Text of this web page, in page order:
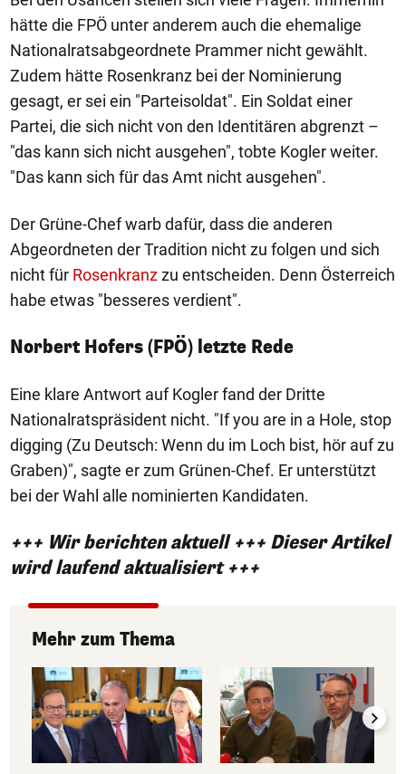
hätte die FPÖ unter anderem auch die ehemalige
Nationalratsabgeordnete Prammer nicht gewählt.
Zudem hätte Rosenkranz bei der Nominierung
gesagt, er sei ein "Parteisoldat". Ein Soldat einer
Partei, die sich nicht von den Identitären abgrenzt –
"das kann sich nicht ausgehen", tobte Kogler weiter.
"Das kann sich für das Amt nicht ausgehen".
Der Grüne-Chef warb dafür, dass die anderen
Abgeordneten der Tradition nicht zu folgen und sich
nicht für Rosenkranzzu entscheiden. Denn Österreich
habe etwas "besseres verdient".
Norbert Hofers (FPÖ) letzte Rede
Eine klare Antwort auf Kogler fand der Dritte
Nationalratspräsident nicht. "If you are in a Hole, stop
digging (Zu Deutsch: Wenn du im Loch bist, hör auf zu
Graben)", sagte er zum Grünen-Chef. Er unterstützt
bei der Wahl alle nominierten Kandidaten.
+++ Wir berichten aktuell +++ Dieser Artikel
wird laufend aktualisiert +++
Mehr zum Thema